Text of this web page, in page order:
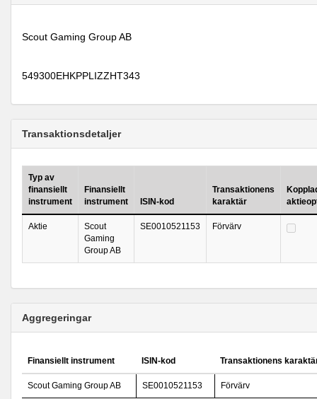
Scout Gaming Group AB
549300EHKPPLIZZHT343
Transaktionsdetaljer
Typ av
finansiellt
instrument
Finansiellt
instrument
ISIN-kod
Transaktionens
karaktär
Aktie
Scout
Gaming
Group AB
SE0010521153 Förvärv
Aggregeringar
Finansiellt instrument ISIN-kod Transaktionens
Scout Gaming Group AB SE0010521153 Förvärv